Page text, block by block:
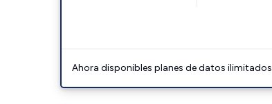
Ahora disponibles planes de datos ilimitados